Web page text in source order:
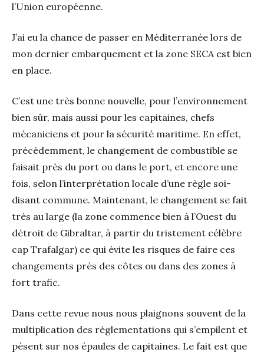
l’Union européenne.
J’ai eu la chance de passer en Méditerranée lors de
mon dernier embarquement et la zone SECA est bien
en place.
C’est une très bonne nouvelle, pour l’environnement
bien sûr, mais aussi pour les capitaines, chefs
mécaniciens et pour la sécurité maritime. En effet,
précédemment, le changement de combustible se
faisait près du port ou dans le port, et encore une
fois, selon l’interprétation locale d’une règle soi-
disant commune. Maintenant, le changement se fait
très au large (la zone commence bien à l’Ouest du
détroit de Gibraltar, à partir du tristement célèbre
cap Trafalgar) ce qui évite les risques de faire ces
changements près des côtes ou dans des zones à
fort trafic.
Dans cette revue nous nous plaignons souvent de la
multiplication des réglementations qui s’empilent et
pèsent sur nos épaules de capitaines. Le fait est que